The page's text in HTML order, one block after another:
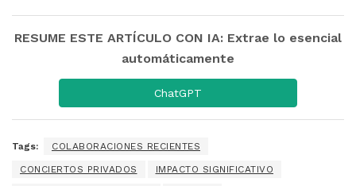
RESUME ESTE ARTÍCULO CON IA: Extrae lo esencial
automáticamente
ChatGPT
Tags: COLABORACIONES RECIENTES
CONCIERTOS PRIVADOS IMPACTO SIGNIFICATIVO